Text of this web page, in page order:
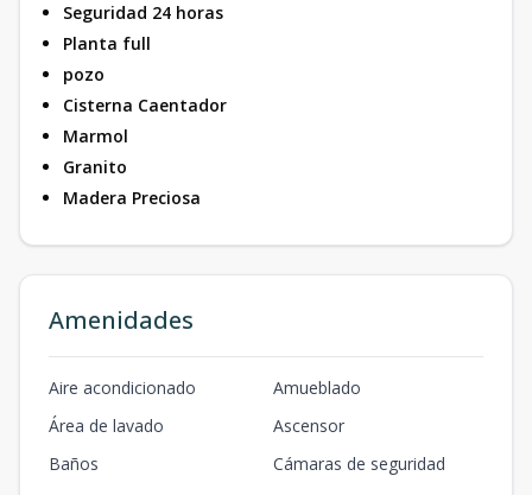
Seguridad 24 horas
Planta full
pozo
Cisterna Caentador
Marmol
Granito
Madera Preciosa
Amenidades
Aire acondicionado
Amueblado
Área de lavado
Ascensor
Baños
Cámaras de seguridad